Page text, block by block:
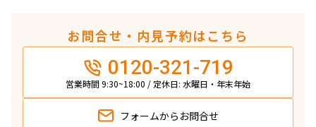
検索対象お部屋数
3件
お部屋を再検索
お問合せ・内見予約はこちら
0120-321-719
営業時間 9:30~18:00 / 定休日: 水曜日・年末年始
フォームから お問合せ